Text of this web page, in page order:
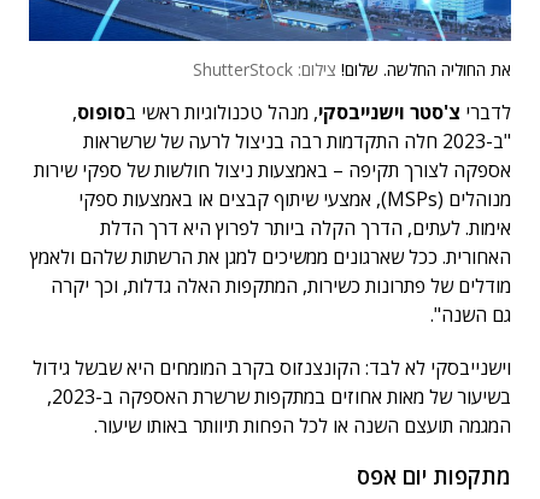
את החוליה החלשה. שלום! צילום: ShutterStock
לדברי צ'סטר וישנייבסקי, מנהל טכנולוגיות ראשי בסופוס,
"ב-2023 חלה התקדמות רבה בניצול לרעה של שרשראות
אספקה לצורך תקיפה – באמצעות ניצול חולשות של ספקי שירות
מנוהלים (MSPs), אמצעי שיתוף קבצים או באמצעות ספקי
אימות. לעתים, הדרך הקלה ביותר לפרוץ היא דרך הדלת
האחורית. ככל שארגונים ממשיכים למגן את הרשתות שלהם ולאמץ
מודלים של פתרונות כשירות, המתקפות האלה גדלות, וכך יקרה
גם השנה".
וישנייבסקי לא לבד: הקונצנזוס בקרב המומחים היא שבשל גידול
בשיעור של מאות אחוזים במתקפות שרשרת האספקה ב-2023,
המגמה תועצם השנה או לכל הפחות תיוותר באותו שיעור.
מתקפות יום אפס